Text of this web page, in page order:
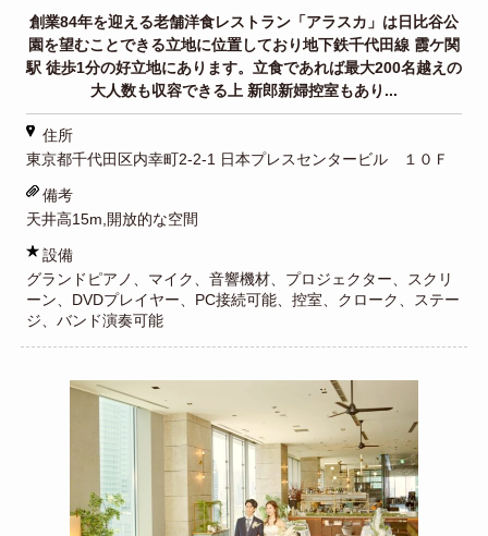
創業84年を迎える老舗洋食レストラン「アラスカ」は日比谷公
園を望むことできる立地に位置しており地下鉄千代田線 霞ケ関
駅 徒歩1分の好立地にあります。立食であれば最大200名越えの
大人数も収容できる上 新郎新婦控室もあり...
住所
東京都千代田区内幸町2-2-1 日本プレスセンタービル １０Ｆ
備考
天井高15m,開放的な空間
設備
グランドピアノ、マイク、音響機材、プロジェクター、スクリ
ーン、DVDプレイヤー、PC接続可能、控室、クローク、ステー
ジ、バンド演奏可能